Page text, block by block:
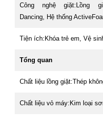
Công nghệ giặt:Lồng
Dancing, Hệ thống
Tiện ích:Khóa trẻ em, Vệ
Tổng quan
Chất liệu lồng giặt:Thép
Chất liệu vỏ máy:Kim loại